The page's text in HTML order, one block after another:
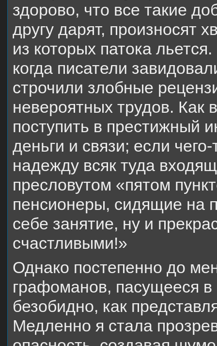
здорово, что все такие
другу дарят, произносят
из которых патока
когда писатели
строчили злобные
невероятных трудов. Как
поступить в престижный
деньги и связи; если
надежду всяк туда
пресловутом «пятом
пенсионеры, сидящие на
себе занятие, ну и
счастливыми!»
Однако постепенно до
графоманов, пасущееся
безобидно, как
Медленно я стала